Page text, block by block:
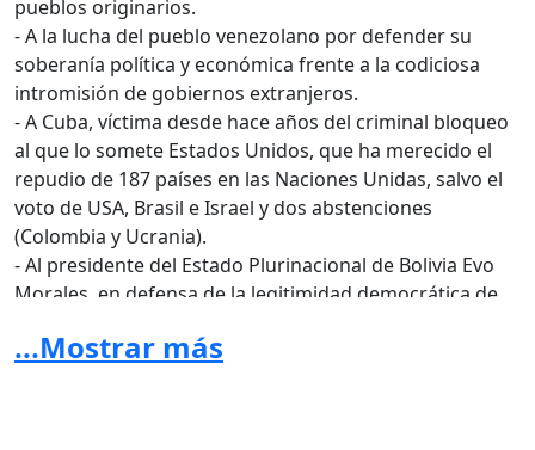
pueblos originarios.
- A la lucha del pueblo venezolano por defender su
soberanía política y económica frente a la codiciosa
intromisión de gobiernos extranjeros.
- A Cuba, víctima desde hace años del criminal bloqueo
al que lo somete Estados Unidos, que ha merecido el
repudio de 187 países en las Naciones Unidas, salvo el
voto de USA, Brasil e Israel y dos abstenciones
(Colombia y Ucrania).
- Al presidente del Estado Plurinacional de Bolivia Evo
Morales, en defensa de la legitimidad democrática de
electorales, se intenta conculcar no sólo con la acción
...Mostrar más